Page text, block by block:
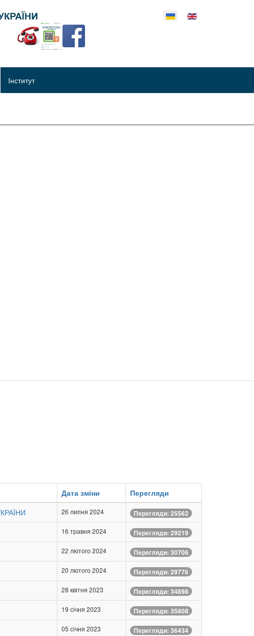
Оберіть свою мову
Інститут
Дата зміни
Перегляди
26 липня 2024 Перегляди: 25562
16 травня 2024 Перегляди: 29219
22 лютого 2024 Перегляди: 30706
20 лютого 2024 Перегляди: 29776
28 квітня 2023 Перегляди: 34898
19 січня 2023 Перегляди: 35808
05 січня 2023 Перегляди: 36434